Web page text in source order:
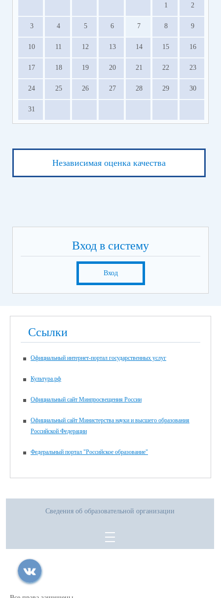
1 2
3 4 5 6 7 8 9
10 11 12 13 14 15 16
17 18 19 20 21 22 23
24 25 26 27 28 29 30
31
Независимая оценка качества
Вход в систему
Вход
Ссылки
Официальный интернет-портал государственных услуг
Культура.рф
Официальный сайт Минпросвещения России
Официальный сайт Министерства науки и высшего образования
Российской Федерации
Федеральный портал "Российское образование"
Сведения об образовательной организации